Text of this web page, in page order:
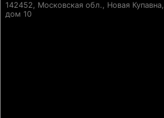
142452, Московская обл., Новая Купавна,
дом 10